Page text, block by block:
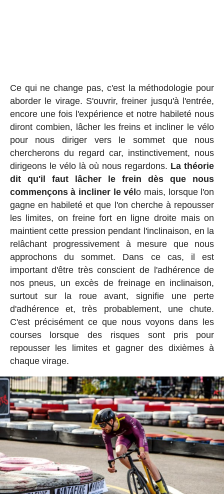
Ce qui ne change pas, c'est la méthodologie pour
aborder le virage. S'ouvrir, freiner jusqu'à l'entrée,
encore une fois l'expérience et notre habileté nous
diront combien, lâcher les freins et incliner le vélo
pour nous diriger vers le sommet que nous
chercherons du regard car, instinctivement, nous
dirigeons le vélo là où nous regardons. La théorie
dit qu'il faut lâcher le frein dès que nous
commençons à incliner le vélo mais, lorsque l'on
gagne en habileté et que l'on cherche à repousser
les limites, on freine fort en ligne droite mais on
maintient cette pression pendant l'inclinaison, en la
relâchant progressivement à mesure que nous
approchons du sommet. Dans ce cas, il est
important d'être très conscient de l'adhérence de
nos pneus, un excès de freinage en inclinaison,
surtout sur la roue avant, signifie une perte
d'adhérence et, très probablement, une chute.
C'est précisément ce que nous voyons dans les
courses lorsque des risques sont pris pour
repousser les limites et gagner des dixièmes à
chaque virage.